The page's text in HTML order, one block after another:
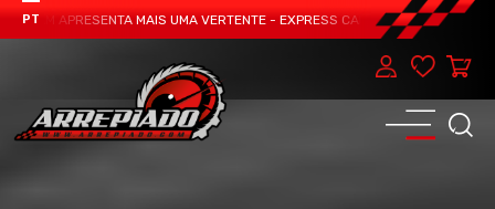
PTAPRESENTA MAIS UMA VERTENTE - EXPRESS CAR SERVICE,